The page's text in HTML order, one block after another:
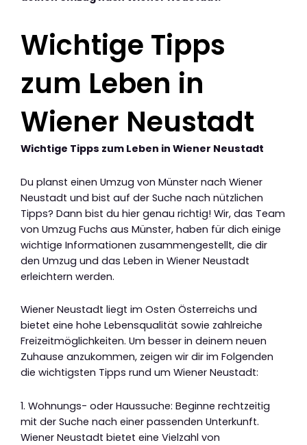
Wichtige Tipps
zum Leben in
Wiener Neustadt
Wichtige Tipps zum Leben in Wiener Neustadt
Du planst einen Umzug von Münster nach Wiener
Neustadt und bist auf der Suche nach nützlichen
Tipps? Dann bist du hier genau richtig! Wir, das Team
von Umzug Fuchs aus Münster, haben für dich einige
wichtige Informationen zusammengestellt, die dir
den Umzug und das Leben in Wiener Neustadt
erleichtern werden.
Wiener Neustadt liegt im Osten Österreichs und
bietet eine hohe Lebensqualität sowie zahlreiche
Freizeitmöglichkeiten. Um besser in deinem neuen
Zuhause anzukommen, zeigen wir dir im Folgenden
die wichtigsten Tipps rund um Wiener Neustadt:
1. Wohnungs- oder Haussuche: Beginne rechtzeitig
mit der Suche nach einer passenden Unterkunft.
Wiener Neustadt bietet eine Vielzahl von